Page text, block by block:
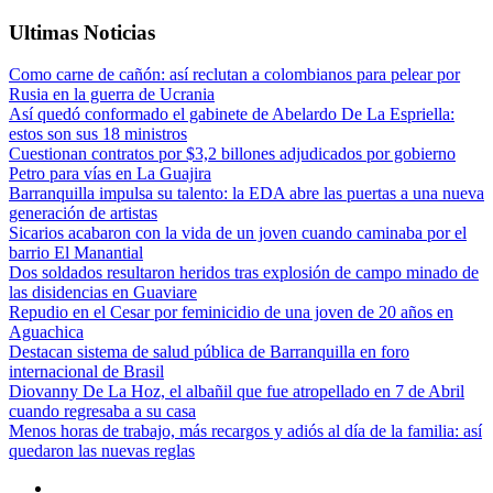
Ultimas Noticias
Como carne de cañón: así reclutan a colombianos para pelear por
Rusia en la guerra de Ucrania
Así quedó conformado el gabinete de Abelardo De La Espriella:
estos son sus 18 ministros
Cuestionan contratos por $3,2 billones adjudicados por gobierno
Petro para vías en La Guajira
Barranquilla impulsa su talento: la EDA abre las puertas a una nueva
generación de artistas
Sicarios acabaron con la vida de un joven cuando caminaba por el
barrio El Manantial
Dos soldados resultaron heridos tras explosión de campo minado de
las disidencias en Guaviare
Repudio en el Cesar por feminicidio de una joven de 20 años en
Aguachica
Destacan sistema de salud pública de Barranquilla en foro
internacional de Brasil
Diovanny De La Hoz, el albañil que fue atropellado en 7 de Abril
cuando regresaba a su casa
Menos horas de trabajo, más recargos y adiós al día de la familia: así
quedaron las nuevas reglas